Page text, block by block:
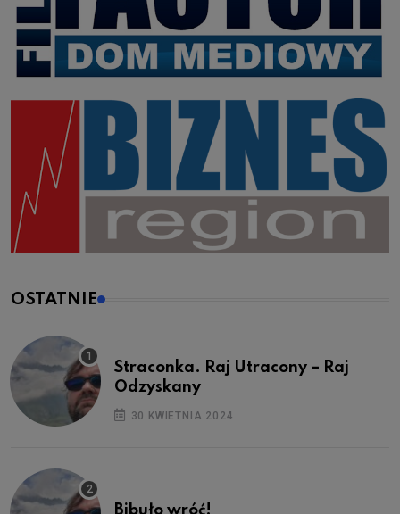
OSTATNIE
Straconka. Raj Utracony – Raj
Odzyskany
30 KWIETNIA 2024